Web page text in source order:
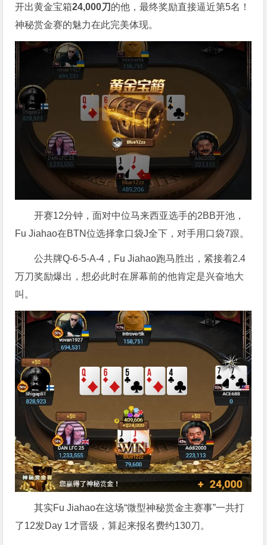
开出黄金宝箱24,000刀 的他，最终奖励直接逼近第5名！
神秘赏金赛的魅力在此完美体现。
开赛12分钟，面对中位马来西亚选手的2BB开池，
Fu Jiahao在BTN位选择拿口袋J全下，对手用口袋7跟。
公共牌Q-6-5-A-4，Fu Jiahao跑马胜出，紧接着2.4
万刀奖励爆出，想必此时在屏幕前的他肯定是兴奋地大
叫。
其实Fu Jiahao在这场“微型神秘赏金主赛事”一共打
了12发Day 1才晋级，算起来报名费约130刀。